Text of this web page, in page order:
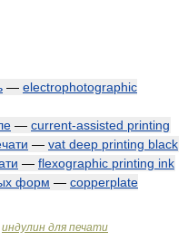
— electrophotographic
— current-assisted printing
— vat deep printing black
— flexographic printing ink
форм — copperplate
индулин для печати